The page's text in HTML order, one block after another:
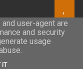
deliver its services
user-agent are
and security
usage
IT